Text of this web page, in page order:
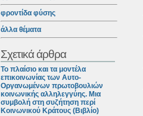
φροντίδα φύσης
άλλα θέματα
Σχετικά άρθρα
Το πλαίσιο και τα μοντέλα
επικοινωνίας των Αυτο-
Οργανωμένων πρωτοβουλιών
κοινωνικής αλληλεγγύης. Μια
συμβολή στη συζήτηση περί
Κοινωνικού Κράτους (Βιβλίο)